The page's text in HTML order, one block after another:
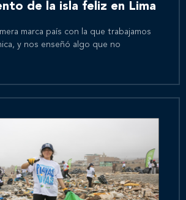
de la isla feliz en Lima
marca país con la que trabajamos
y nos enseñó algo que no